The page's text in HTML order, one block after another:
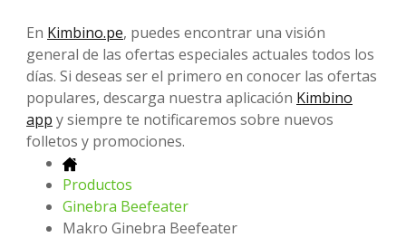
En Kimbino.pe, puedes encontrar una visión
general de las ofertas especiales actuales todos los
días. Si deseas ser el primero en conocer las ofertas
populares, descarga nuestra aplicación Kimbino
app y siempre te notificaremos sobre nuevos
folletos y promociones.
Productos
Ginebra Beefeater
Makro Ginebra Beefeater